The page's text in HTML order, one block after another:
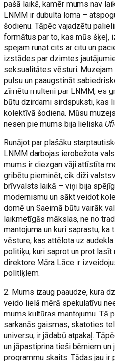
pašā laikā, kamēr mums nav
LNMM ir dubulta loma –
šodienu. Tāpēc vajadzētu
formātus par to, kas mūs šķeļ,
spējam runāt cits ar citu un
izstādes par dzimtes
seksualitātes vēsturi.
pulsu un paaugstināt
zīmētu multeni par LNMM, es
būtu dzirdami sirdspuksti, kas
kolektīvā šodiena. Mūsu
nesen pie mums bija lieliska
Runājot par plašāku
LNMM darbojas ierobežota
mums ir diezgan vāji attīstīta
gribētu pieminēt, cik diži
brīvvalsts laikā – viņi bija
modernismu un sākt veidot
domē un Saeimā būtu vairāk
laikmetīgās mākslas, ne no
mantojuma un kuri saprastu, ka
vēsture, kas attēlota uz
politiķu, kuri saprot un prot
direktore Māra Lāce ir
politiķiem.
2. Mums izaug paaudze, kura
veido lielā mērā spekulatīvu
mums kultūras mantojumu. Tā
sarkanās gaismas, skatoties
universu, ir jādabū atpakaļ.
un jāpastiprina tieši bērniem un
programmu skaits. Tādas jau ir